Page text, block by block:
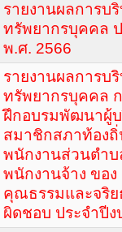
รายงานผลการบ
ทรัพยากรบุคคล
พ.ศ. 2566
รายงานผลการบ
ทรัพยากรบุคคล
ฝึกอบรมพัฒนาผู้
สมาชิกสภาท้อง
พนักงานส่วนตำบ
พนักงานจ้าง ขอ
คุณธรรมและจริ
ผิดชอบ ประจำปี